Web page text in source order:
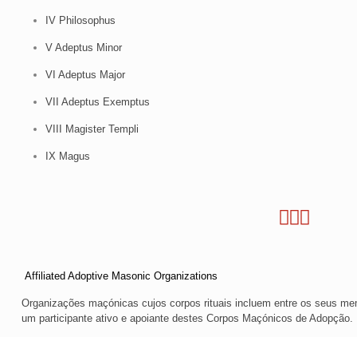
IV Philosophus
V Adeptus Minor
VI Adeptus Major
VII Adeptus Exemptus
VIII Magister Templi
IX Magus
Affiliated Adoptive Masonic Organizations
Organizações maçónicas cujos corpos rituais incluem entre os seus
um participante ativo e apoiante destes Corpos Maçónicos de Adopção.